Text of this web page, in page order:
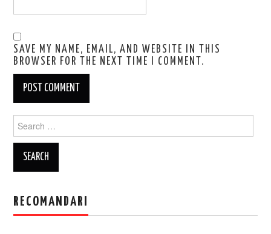
SAVE MY NAME, EMAIL, AND WEBSITE IN THIS
BROWSER FOR THE NEXT TIME I COMMENT.
for:
RECOMANDARI